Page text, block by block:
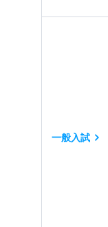
一般入試